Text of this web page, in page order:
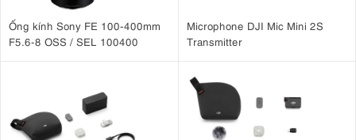
Ống kính Sony FE 100-400mm
F5.6-8 OSS / SEL 100400
Microphone DJI Mic Mini 2S
Transmitter